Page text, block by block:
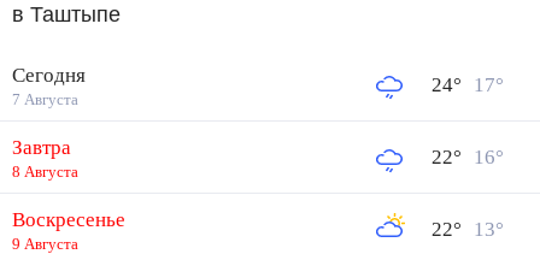
в Таштыпе
Сегодня
7 Августа
24° 17°
Завтра
8 Августа
22° 16°
Воскресенье
9 Августа
22° 13°